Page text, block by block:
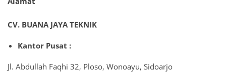
CV. BUANA JAYA TEKNIK
Kantor Pusat :
Jl. Abdullah Faqhi 32, Ploso, Wonoayu, Sidoarjo